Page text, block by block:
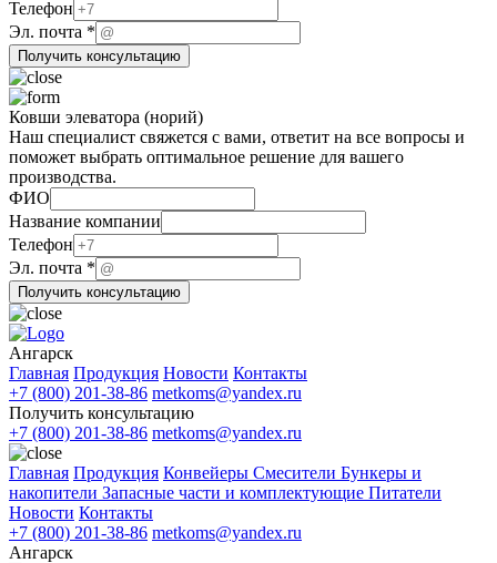
почта
Название
компании
Телефон
Эл. почта *
Получить консультацию
Ковши элеватора (норий)
Наш специалист свяжется с вами, ответит на все вопросы и
поможет выбрать оптимальное решение для вашего
производства.
ФИО
компании
Эл.
ФИО
Название компании
Телефон
Эл. почта *
Получить консультацию
Ангарск
Главная Продукция Новости Контакты
+7 (800) 201-38-86 metkoms@yandex.ru
Получить консультацию
+7 (800) 201-38-86 metkoms@yandex.ru
Главная Продукция Конвейеры Смесители Бункеры и
накопители Запасные части и комплектующие Питатели
Новости Контакты
+7 (800) 201-38-86 metkoms@yandex.ru
Ангарск